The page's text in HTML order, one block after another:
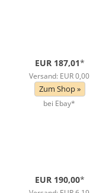
EUR 187,01*
Versand: EUR 0,00
Zum Shop »
bei Ebay*
EUR 190,00*